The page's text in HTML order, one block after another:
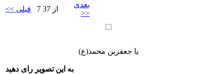
<< قبلی 7 از 37
بعدی
>>
یا جعفربن محمد(ع)
به این تصویر رای دهید